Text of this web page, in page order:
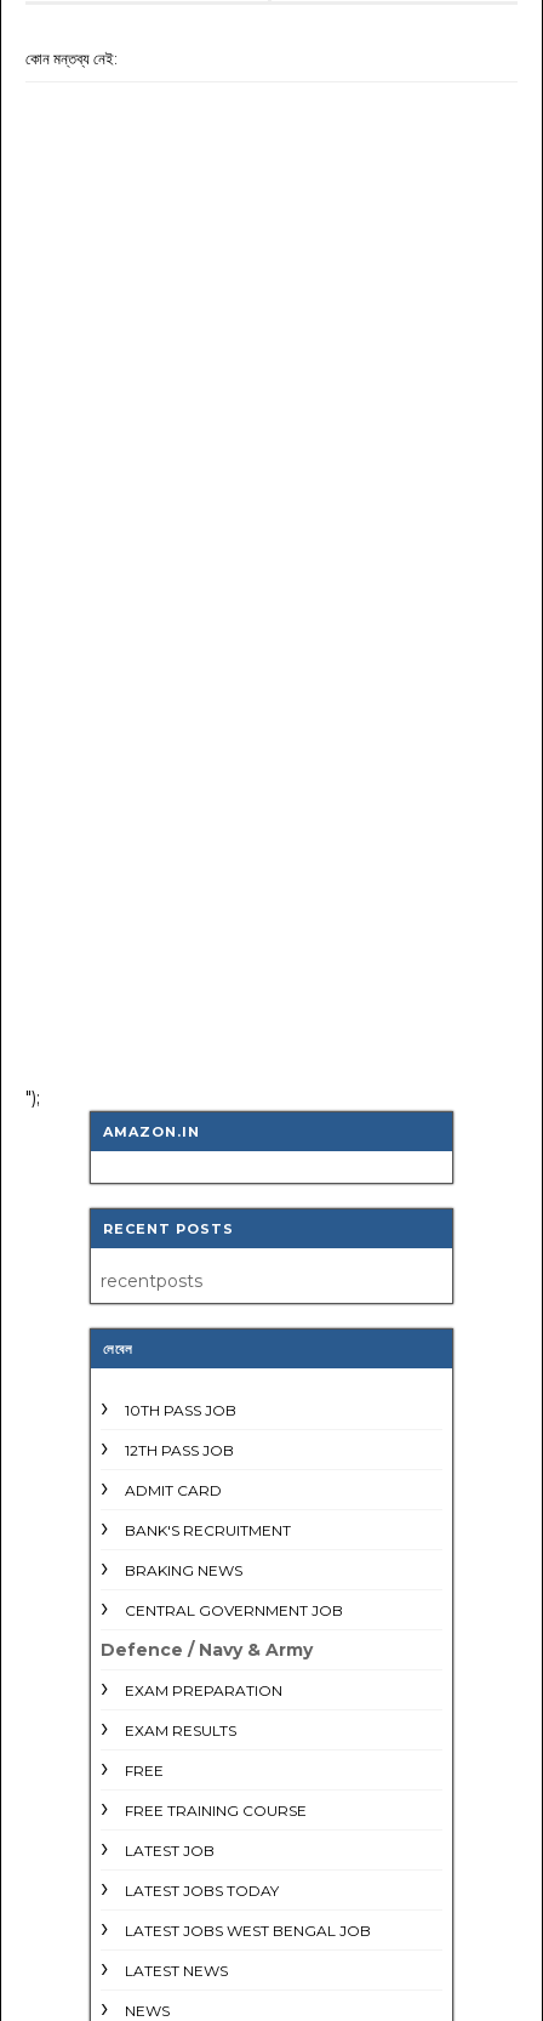
কোন মন্তব্য নেই:
");
AMAZON.IN
RECENT POSTS
recentposts
লেবেল
10TH PASS JOB
12TH PASS JOB
ADMIT CARD
BANK'S RECRUITMENT
BRAKING NEWS
CENTRAL GOVERNMENT JOB
Defence / Navy & Army
EXAM PREPARATION
EXAM RESULTS
FREE
FREE TRAINING COURSE
LATEST JOB
LATEST JOBS TODAY
LATEST JOBS WEST BENGAL JOB
LATEST NEWS
NEWS